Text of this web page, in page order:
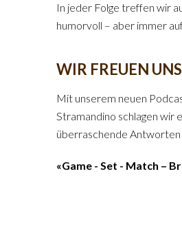
In jeder Folge treffen wir
humorvoll – aber immer
WIR FREUEN
Mit unserem neuen
Stramandino schlagen wir
überraschende Antworten
«Game - Set - Match –